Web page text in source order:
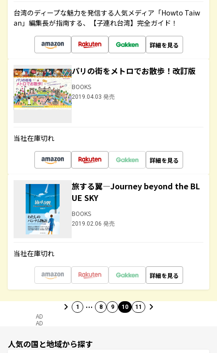
台湾のディープな魅力を発信する人気メディア「Howto Taiw
an」編集長が指南する、【子連れ台湾】完全ガイド！
詳細を見る
パリの街をメトロでお散歩！改訂版
BOOKS
2019.04.03 発売
当社在庫切れ
詳細を見る
旅する翼―Journey beyond the BL
UE SKY
BOOKS
2019.02.06 発売
当社在庫切れ
詳細を見る
1 … 8 9 10 11
AD
AD
人気の国と地域から探す